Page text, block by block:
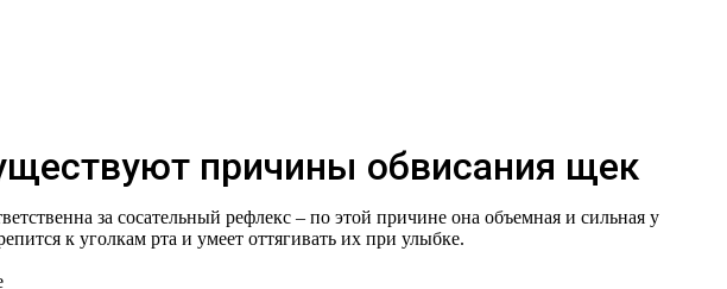
причины обвисания щек
за сосательный рефлекс – по этой причине она объемная и сильная у
к уголкам рта и умеет оттягивать их при улыбке.